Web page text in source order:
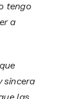
tengo
a
sincera